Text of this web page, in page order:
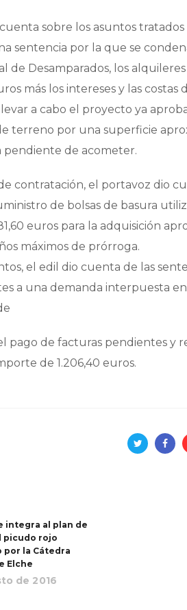
sobre los asuntos
sentencia por la que se
de Desamparados, los
más los intereses y las
a cabo el proyecto ya
terreno por una superficie
pendiente de acometer.
contratación, el portavoz dio
de bolsas de basura
euros para la adquisición
máximos de prórroga.
el edil dio cuenta de las
a una demanda interpuesta
pago de facturas pendientes
de 1.206,40 euros.
integra al plan de
picudo rojo
por la Cátedra
Elche
de 2016